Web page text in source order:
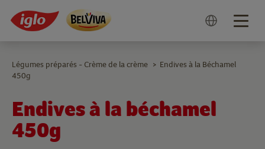
Endives à la béchamel
450g
Légumes préparés - Crème de la crème > Endives à la Béchamel
450g